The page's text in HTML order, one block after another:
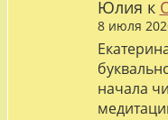
Юлия к
8 июля
начала